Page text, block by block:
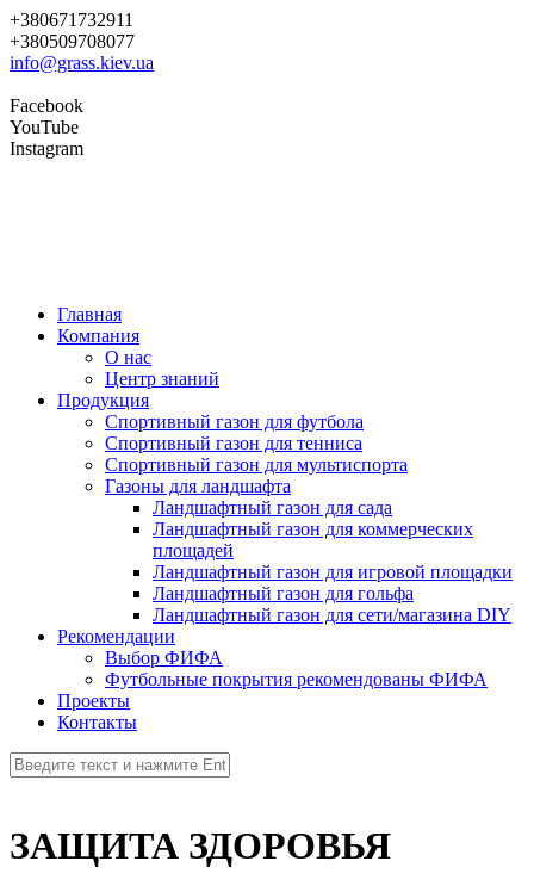
+380671732911
+380509708077
info@grass.kiev.ua
Facebook
YouTube
Instagram
Главная
Компания
О нас
Центр знаний
Продукция
Cпортивный газон для футбола
Cпортивный газон для тенниса
Cпортивный газон для мультиспорта
Газоны для ландшафта
Ландшафтный газон для сада
Ландшафтный газон для коммерческих
площадей
Ландшафтный газон для игровой площадки
Ландшафтный газон для гольфа
Ландшафтный газон для сети/магазина DIY
Рекомендации
Выбор ФИФА
Футбольные покрытия рекомендованы ФИФА
Проекты
Контакты
ЗАЩИТА ЗДОРОВЬЯ